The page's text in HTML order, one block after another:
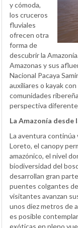
y cómoda,
los cruceros
fluviales
ofrecen otra
forma de
descubrir la
Amazonas y sus
Nacional Pacaya
auxiliares o kayak
comunidades
perspectiva
La Amazonía desde
La aventura continúa
Loreto, el canopy
amazónico, el nivel
biodiversidad del
desarrollan gran
puentes colgantes
visitantes avanzan
unos diez metros de
es posible
exóticas en pleno